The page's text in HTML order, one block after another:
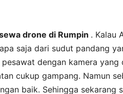
drone di Rumpin . Kalau
saja dari sudut pandang
dengan kamera
cukup gampang. Namun
baik. Sehingga sekarang